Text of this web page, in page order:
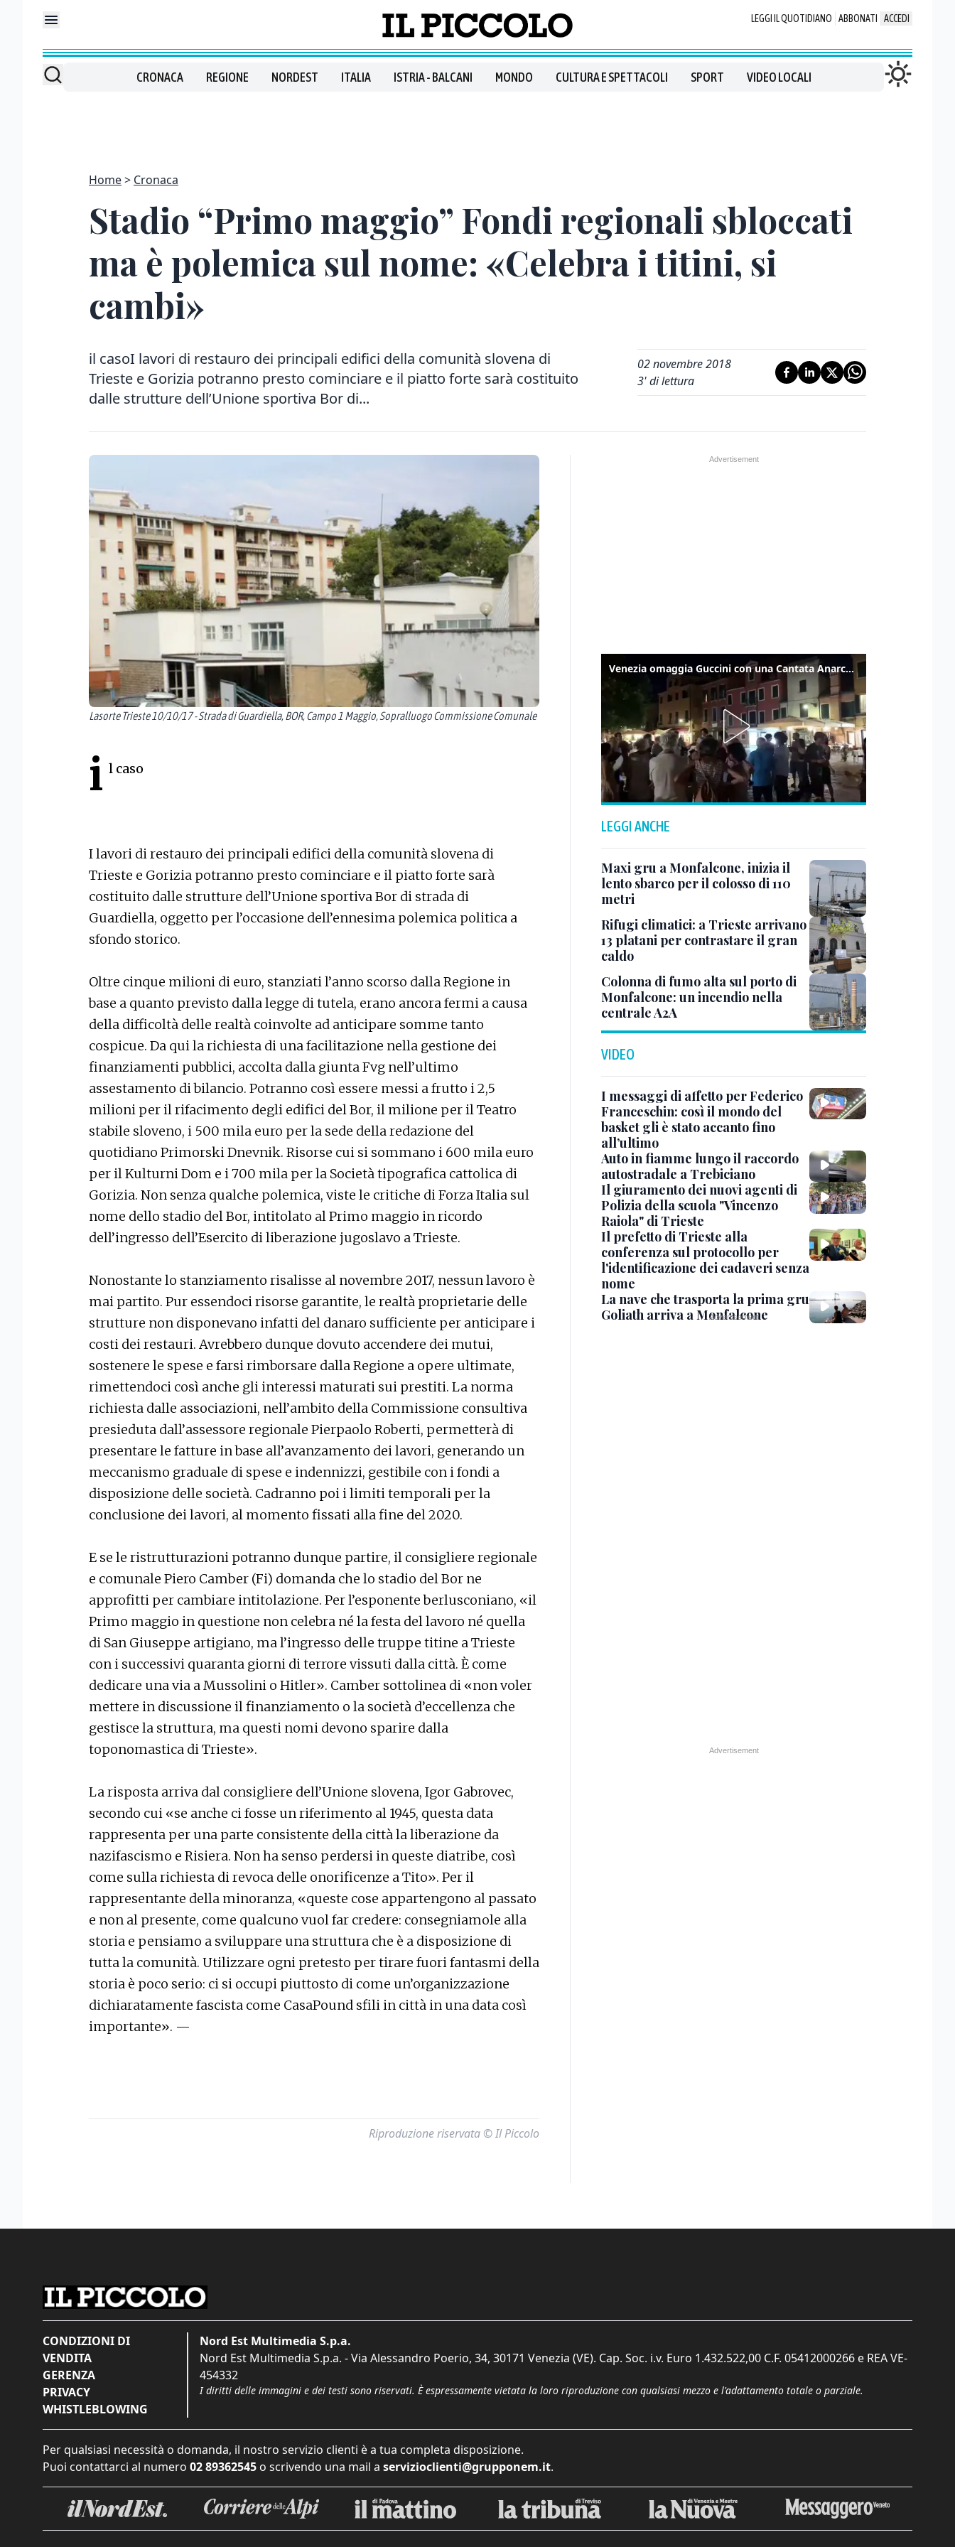
LEGGI IL QUOTIDIANO ABBONATI ACCEDI
CRONACA REGIONE NORDEST ITALIA ISTRIA - BALCANI MONDO CULTURA E SPETTACOLI SPORT VIDEO LOCALI
Home Cronaca
Stadio “Primo maggio” Fondi regionali sbloccati
ma è polemica sul nome: «Celebra i titini, si
cambi»
il casoI lavori di restauro dei principali edifici della comunità slovena di
Trieste e Gorizia potranno presto cominciare e il piatto forte sarà costituito
dalle strutture dell’Unione sportiva Bor di...
02 novembre 2018
3' di lettura
Lasorte Trieste 10/10/17 - Strada di Guardiella, BOR, Campo 1 Maggio, Sopralluogo Commissione Comunale
i l caso
I lavori di restauro dei principali edifici della comunità slovena di
Trieste e Gorizia potranno presto cominciare e il piatto forte sarà
costituito dalle strutture dell’Unione sportiva Bor di strada di
Guardiella, oggetto per l’occasione dell’ennesima polemica politica a
sfondo storico.
Oltre cinque milioni di euro, stanziati l’anno scorso dalla Regione in
base a quanto previsto dalla legge di tutela, erano ancora fermi a causa
della difficoltà delle realtà coinvolte ad anticipare somme tanto
cospicue. Da qui la richiesta di una facilitazione nella gestione dei
finanziamenti pubblici, accolta dalla giunta Fvg nell’ultimo
assestamento di bilancio. Potranno così essere messi a frutto i 2,5
milioni per il rifacimento degli edifici del Bor, il milione per il Teatro
stabile sloveno, i 500 mila euro per la sede della redazione del
quotidiano Primorski Dnevnik. Risorse cui si sommano i 600 mila euro
per il Kulturni Dom e i 700 mila per la Società tipografica cattolica di
Gorizia. Non senza qualche polemica, viste le critiche di Forza Italia sul
nome dello stadio del Bor, intitolato al Primo maggio in ricordo
dell’ingresso dell’Esercito di liberazione jugoslavo a Trieste.
Nonostante lo stanziamento risalisse al novembre 2017, nessun lavoro è
mai partito. Pur essendoci risorse garantite, le realtà proprietarie delle
strutture non disponevano infatti del danaro sufficiente per anticipare i
costi dei restauri. Avrebbero dunque dovuto accendere dei mutui,
sostenere le spese e farsi rimborsare dalla Regione a opere ultimate,
rimettendoci così anche gli interessi maturati sui prestiti. La norma
richiesta dalle associazioni, nell’ambito della Commissione consultiva
presieduta dall’assessore regionale Pierpaolo Roberti, permetterà di
presentare le fatture in base all’avanzamento dei lavori, generando un
meccanismo graduale di spese e indennizzi, gestibile con i fondi a
disposizione delle società. Cadranno poi i limiti temporali per la
conclusione dei lavori, al momento fissati alla fine del 2020.
E se le ristrutturazioni potranno dunque partire, il consigliere regionale
e comunale Piero Camber (Fi) domanda che lo stadio del Bor ne
approfitti per cambiare intitolazione. Per l’esponente berlusconiano, «il
Primo maggio in questione non celebra né la festa del lavoro né quella
di San Giuseppe artigiano, ma l’ingresso delle truppe titine a Trieste
con i successivi quaranta giorni di terrore vissuti dalla città. È come
dedicare una via a Mussolini o Hitler». Camber sottolinea di «non voler
mettere in discussione il finanziamento o la società d’eccellenza che
gestisce la struttura, ma questi nomi devono sparire dalla
toponomastica di Trieste».
La risposta arriva dal consigliere dell’Unione slovena, Igor Gabrovec,
secondo cui «se anche ci fosse un riferimento al 1945, questa data
rappresenta per una parte consistente della città la liberazione da
nazifascismo e Risiera. Non ha senso perdersi in queste diatribe, così
come sulla richiesta di revoca delle onorificenze a Tito». Per il
rappresentante della minoranza, «queste cose appartengono al passato
e non al presente, come qualcuno vuol far credere: consegniamole alla
storia e pensiamo a sviluppare una struttura che è a disposizione di
tutta la comunità. Utilizzare ogni pretesto per tirare fuori fantasmi della
storia è poco serio: ci si occupi piuttosto di come un’organizzazione
dichiaratamente fascista come CasaPound sfili in città in una data così
importante». —
Riproduzione riservata © Il Piccolo
Venezia omaggia Guccini con una Cantata Anarchica in campo Santa Margherita
LEGGI ANCHE
Maxi gru a Monfalcone, inizia il
lento sbarco per il colosso di 110
metri
Rifugi climatici: a Trieste arrivano
13 platani per contrastare il gran
caldo
Colonna di fumo alta sul porto di
Monfalcone: un incendio nella
centrale A2A
VIDEO
I messaggi di affetto per Federico
Franceschin: così il mondo del
basket gli è stato accanto fino
all’ultimo
Auto in fiamme lungo il raccordo
autostradale a Trebiciano
Il giuramento dei nuovi agenti di
Polizia della scuola "Vincenzo
Raiola" di Trieste
Il prefetto di Trieste alla
conferenza sul protocollo per
l'identificazione dei cadaveri senza
nome
La nave che trasporta la prima gru
Goliath arriva a Monfalcone
CONDIZIONI DI
VENDITA
GERENZA
PRIVACY
WHISTLEBLOWING
Nord Est Multimedia S.p.a.
Nord Est Multimedia S.p.a. - Via Alessandro Poerio, 34, 30171 Venezia (VE). Cap. Soc. i.v. Euro 1.432.522,00 C.F. 05412000266 e REA VE-
454332
I diritti delle immagini e dei testi sono riservati. È espressamente vietata la loro riproduzione con qualsiasi mezzo e l'adattamento totale o parziale.
Per qualsiasi necessità o domanda, il nostro servizio clienti è a tua completa disposizione.
Puoi contattarci al numero 02 89362545 o scrivendo una mail a servizioclienti@grupponem.it.